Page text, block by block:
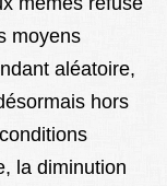
moyens
aléatoire,
hors
la diminution